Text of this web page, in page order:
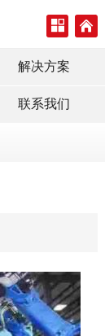
解决方案
联系我们